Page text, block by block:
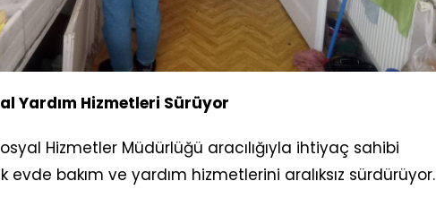
Yardım Hizmetleri Sürüyor
Hizmetler Müdürlüğü aracılığıyla ihtiyaç sahibi
bakım ve yardım hizmetlerini aralıksız sürdürüyor.